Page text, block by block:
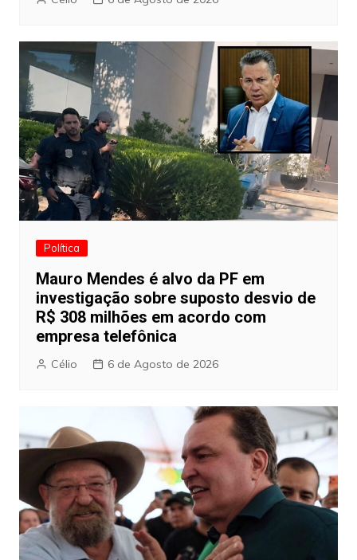
Política
Mauro Mendes é alvo da PF em
investigação sobre suposto desvio de
R$ 308 milhões em acordo com
empresa telefônica
Célio 6 de Agosto de 2026